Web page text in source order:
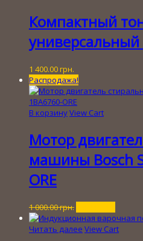
000.00 грн..
Компактный
универсальный
1 400.00 грн.
Распродажа!
В корзинуView Cart
Мотор
машины Bosch
ORE
1 000.00грн.
цена
составляла
цена:
300.00
Читать далее View Cart